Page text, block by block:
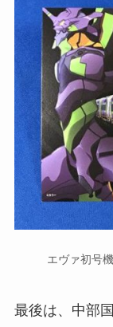
エヴァ初号
最後は、中部